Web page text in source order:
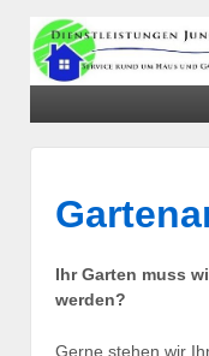
SKIP
TO
CONTENT
Ihr Garten muss
werden?
Gerne stehen wir